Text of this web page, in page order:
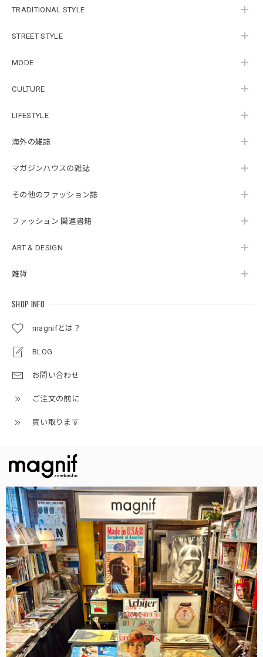
TRADITIONAL STYLE
STREET STYLE
MODE
CULTURE
LIFESTYLE
海外の雑誌
マガジンハウスの雑誌
その他のファッション誌
ファッション 関連書籍
ART & DESIGN
雑貨
SHOP INFO
magnifとは？
BLOG
お問い合わせ
ご注文の前に
買い取ります